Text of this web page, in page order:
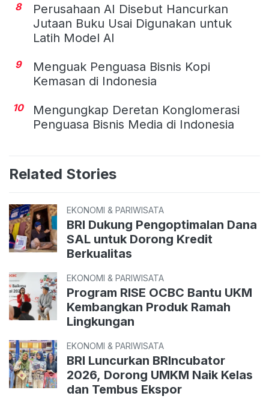
8
Perusahaan AI Disebut Hancurkan
Jutaan Buku Usai Digunakan untuk
Latih Model AI
9
Menguak Penguasa Bisnis Kopi
Kemasan di Indonesia
10
Mengungkap Deretan Konglomerasi
Penguasa Bisnis Media di Indonesia
Related Stories
EKONOMI & PARIWISATA
BRI Dukung Pengoptimalan Dana
SAL untuk Dorong Kredit
Berkualitas
EKONOMI & PARIWISATA
Program RISE OCBC Bantu UKM
Kembangkan Produk Ramah
Lingkungan
EKONOMI & PARIWISATA
BRI Luncurkan BRIncubator
2026, Dorong UMKM Naik Kelas
dan Tembus Ekspor